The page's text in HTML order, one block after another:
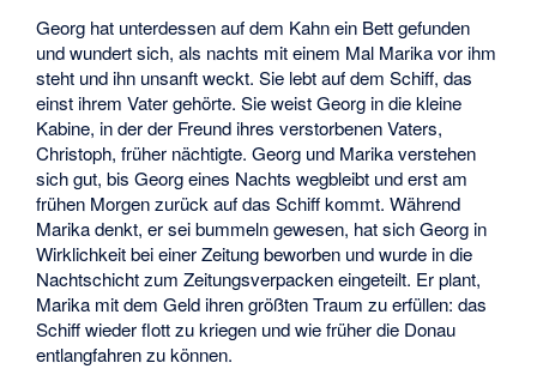
Georg hat unterdessen auf dem Kahn ein Bett gefunden
und wundert sich, als nachts mit einem Mal Marika vor ihm
steht und ihn unsanft weckt. Sie lebt auf dem Schiff, das
einst ihrem Vater gehörte. Sie weist Georg in die kleine
Kabine, in der der Freund ihres verstorbenen Vaters,
Christoph, früher nächtigte. Georg und Marika verstehen
sich gut, bis Georg eines Nachts wegbleibt und erst am
frühen Morgen zurück auf das Schiff kommt. Während
Marika denkt, er sei bummeln gewesen, hat sich Georg in
Wirklichkeit bei einer Zeitung beworben und wurde in die
Nachtschicht zum Zeitungsverpacken eingeteilt. Er plant,
Marika mit dem Geld ihren größten Traum zu erfüllen: das
Schiff wieder flott zu kriegen und wie früher die Donau
entlangfahren zu können.